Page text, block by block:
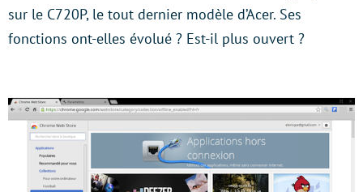
sur le C720P, le tout dernier modèle d’Acer. Ses
fonctions ont-elles évolué ? Est-il plus ouvert ?